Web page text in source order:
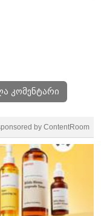
კომენტარი
by ContentRoom